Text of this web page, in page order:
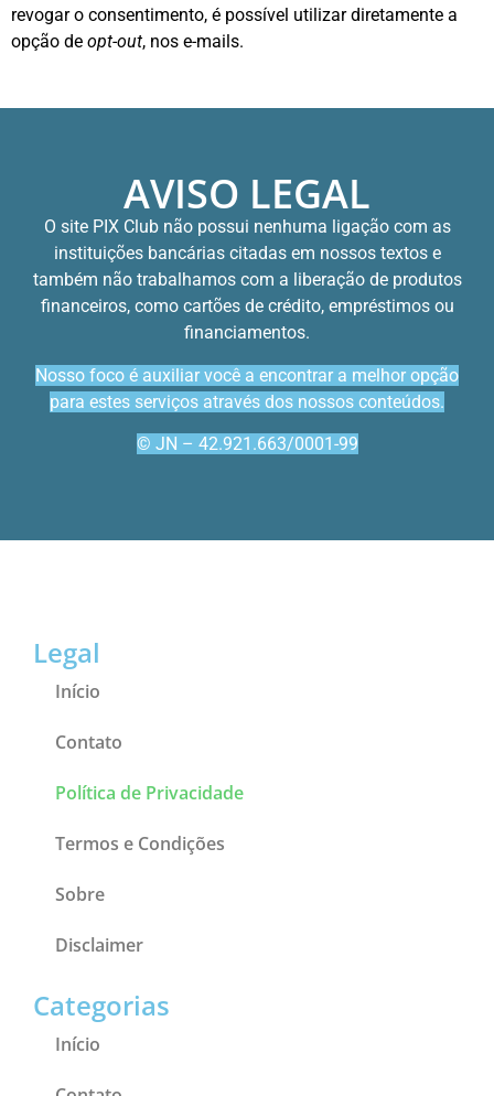
revogar o consentimento, é possível utilizar diretamente a
opção de opt-out, nos e-mails.
AVISO LEGAL
O site PIX Club não possui nenhuma ligação com as
instituições bancárias citadas em nossos textos e
também não trabalhamos com a liberação de produtos
financeiros, como cartões de crédito, empréstimos ou
financiamentos.
Nosso foco é auxiliar você a encontrar a melhor opção
para estes serviços através dos nossos conteúdos.
© JN – 42.921.663/0001-99
Legal
Início
Contato
Política de Privacidade
Termos e Condições
Sobre
Disclaimer
Categorias
Início